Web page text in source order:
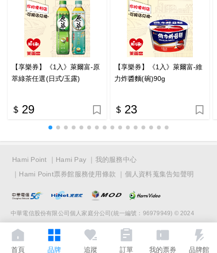
首頁 品牌 追蹤 訂單 我的票券 品牌館
【享樂券】《1入》萊爾富-原
萃綠茶任選(日式/玉露)
29
【享樂券】《1入》萊爾富-維
力炸醬麵(碗)90g
23
Hami Point Hami Pay
我的服務中心
Hami Point票券館服務使用條款
個人資料蒐集告知聲明
中華電信股份有限公司個人家庭分公司(統一編號：96979949) © 2024